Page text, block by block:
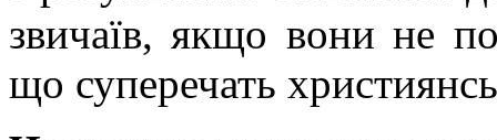
звичаїв, якщо вони не
що суперечать